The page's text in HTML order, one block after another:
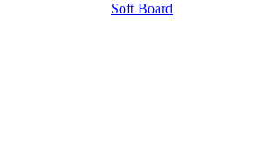
Soft Board